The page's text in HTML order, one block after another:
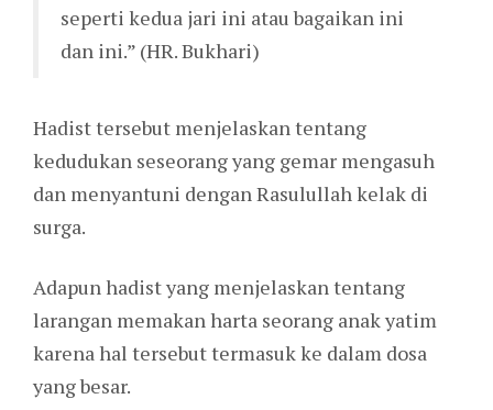
seperti kedua jari ini atau bagaikan ini
dan ini.” (HR. Bukhari)
Hadist tersebut menjelaskan tentang
kedudukan seseorang yang gemar mengasuh
dan menyantuni dengan Rasulullah kelak di
surga.
Adapun hadist yang menjelaskan tentang
larangan memakan harta seorang anak yatim
karena hal tersebut termasuk ke dalam dosa
yang besar.